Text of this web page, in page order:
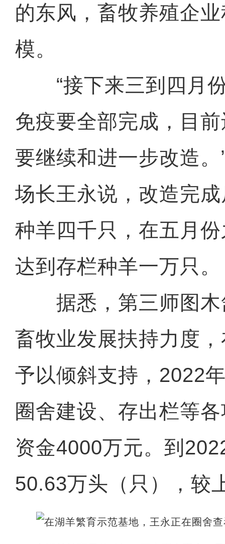
的东风，畜牧养殖企
模。
“接下来三到四月份
免疫要全部完成，目
要继续和进一步改造
场长王永说，改造完
种羊四千只，在五月
达到存栏种羊一万只。
据悉，第三师图木
畜牧业发展扶持力度
予以倾斜支持，2022
圈舍建设、存出栏等
资金4000万元。到
50.63万头（只），较